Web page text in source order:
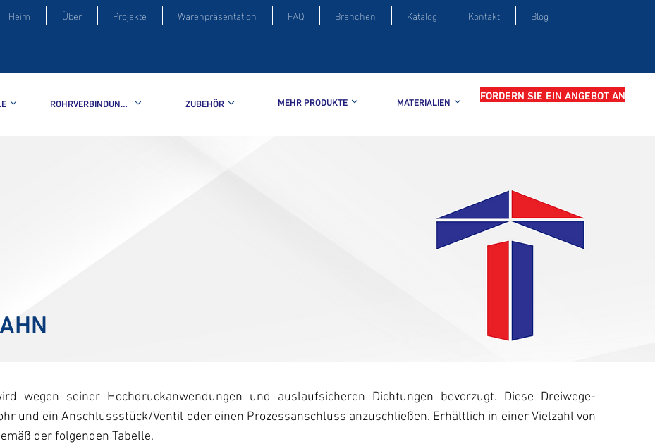
Heim Über Projekte Warenpräsentation FAQ Branchen Katalog Kontakt Blog
ROHRVERBINDUNGSSTÜCKE ZUBEHÖR MEHR PRODUKTE MATERIALIEN FORDERN SIE EIN ANGEBOT AN
wegen seiner Hochdruckanwendungen und auslaufsicheren Dichtungen bevorzugt. Diese Dreiwege-
und ein Anschlussstück/Ventil oder einen Prozessanschluss anzuschließen. Erhältlich in einer Vielzahl von
der folgenden Tabelle.